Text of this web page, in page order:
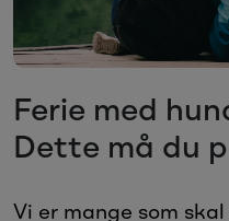
Ferie med
Dette må du
Vi er mange som
Nyheter
Kampanjer
Sesongvarer